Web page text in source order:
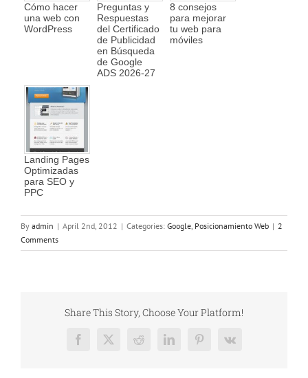
Cómo hacer
una web con
WordPress
Preguntas y
Respuestas
del Certificado
de Publicidad
en Búsqueda
de Google
ADS 2026-27
8 consejos
para mejorar
tu web para
móviles
Landing Pages
Optimizadas
para SEO y
PPC
By admin | April 2nd, 2012 | Categories: Google Posicionamiento Web | 2
Comments
Share This Story, Choose Your Platform!
Facebook
X RedditLinkedInPinterest
Vk